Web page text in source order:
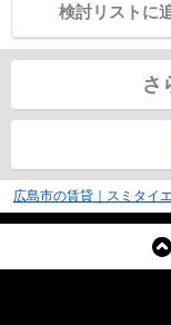
検討リストに
さ
広島市の賃貸｜スミタイ